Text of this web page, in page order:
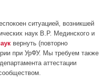
ситуацией, возникшей
наук В.Р. Мединского и
вернуть (повторно
при УрФУ. Мы требуем также
аттестации